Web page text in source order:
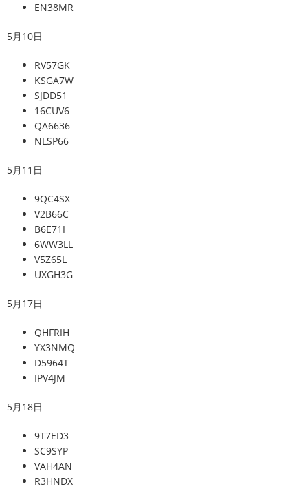
EN38MR
5月10日
RV57GK
KSGA7W
SJDD51
16CUV6
QA6636
NLSP66
5月11日
9QC4SX
V2B66C
B6E71I
6WW3LL
V5Z65L
UXGH3G
5月17日
QHFRIH
YX3NMQ
D5964T
IPV4JM
5月18日
9T7ED3
SC9SYP
VAH4AN
R3HNDX